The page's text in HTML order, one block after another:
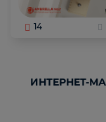
14
ИНТЕРНЕТ-